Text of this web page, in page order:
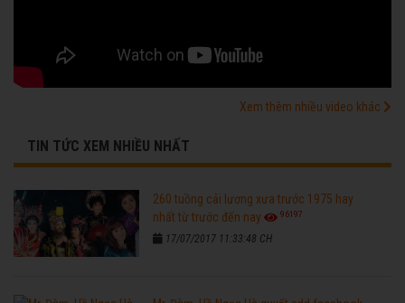
Xem thêm nhiều video khác
TIN TỨC XEM NHIỀU NHẤT
260 tuồng cải lương xưa trước 1975 hay
nhất từ trước đến nay
96197
17/07/2017 11:33:48 CH